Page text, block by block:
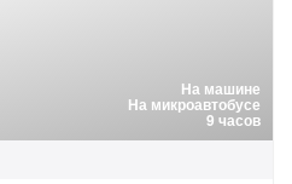
На машине
На микроавтобусе
9 часов